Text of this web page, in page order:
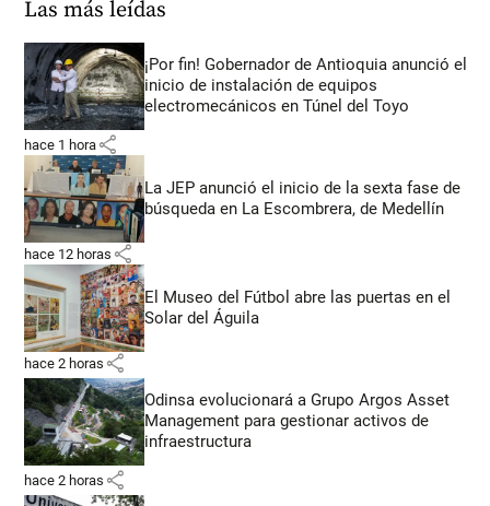
Las más leídas
¡Por fin! Gobernador de Antioquia anunció el
inicio de instalación de equipos
electromecánicos en Túnel del Toyo
hace 1 hora share
La JEP anunció el inicio de la sexta fase de
búsqueda en La Escombrera, de Medellín
hace 12 horas share
El Museo del Fútbol abre las puertas en el
Solar del Águila
hace 2 horas share
Odinsa evolucionará a Grupo Argos Asset
Management para gestionar activos de
infraestructura
hace 2 horas share